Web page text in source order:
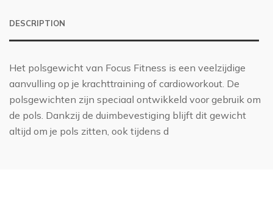
DESCRIPTION
Het polsgewicht van Focus Fitness is een veelzijdige
aanvulling op je krachttraining of cardioworkout. De
polsgewichten zijn speciaal ontwikkeld voor gebruik om
de pols. Dankzij de duimbevestiging blijft dit gewicht
altijd om je pols zitten, ook tijdens d